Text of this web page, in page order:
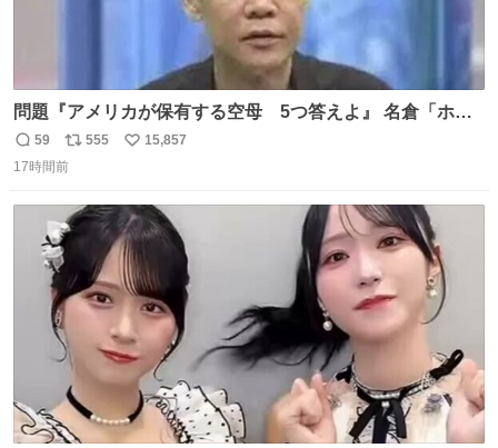
問題『アメリカが保有する空母 5つ答えよ』 名倉「ホン
マごめん、日本」
返
信
59
リ
ポ
ト
数
555
い
数
15,857
17時間前